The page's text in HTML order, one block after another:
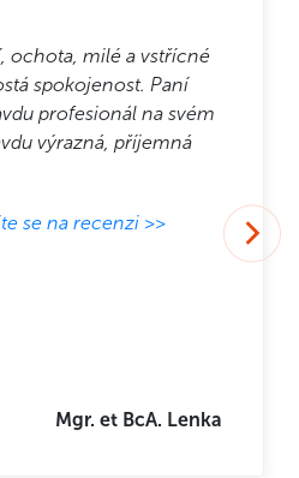
ochota, milé a vstřícné
spokojenost. Paní
profesionál na svém
výrazná, příjemná
se na recenzi >>
Mgr. et BcA. Lenka